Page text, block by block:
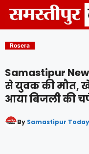
content
Rosera
Samastipur
से युवक की मौत,
आया बिजली की
By Samastipur